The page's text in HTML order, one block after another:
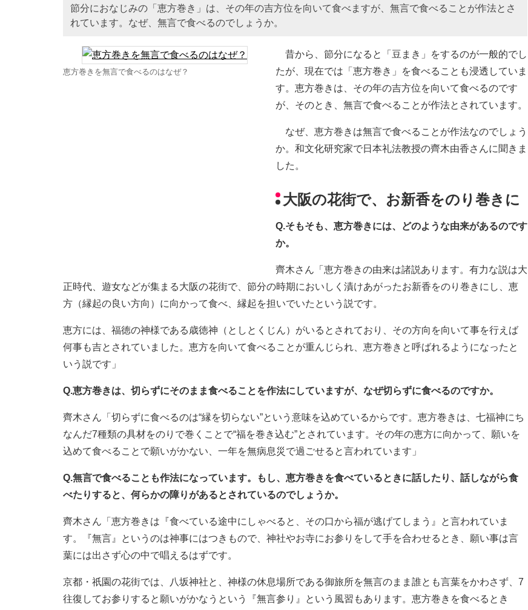
節分におなじみの「恵方巻き」は、その年の吉方位を向いて食べますが、無言で食べることが作法とさ
れています。なぜ、無言で食べるのでしょうか。
恵方巻きを無言で食べるのはなぜ？
昔から、節分になると「豆まき」をするのが一般的でし
たが、現在では「恵方巻き」を食べることも浸透していま
す。恵方巻きは、その年の吉方位を向いて食べるのです
が、そのとき、無言で食べることが作法とされています。
なぜ、恵方巻きは無言で食べることが作法なのでしょう
か。和文化研究家で日本礼法教授の齊木由香さんに聞きま
した。
大阪の花街で、お新香をのり巻きに
Q.そもそも、恵方巻きには、どのような由来があるのです
か。
齊木さん「恵方巻きの由来は諸説あります。有力な説は大
正時代、遊女などが集まる大阪の花街で、節分の時期においしく漬けあがったお新香をのり巻きにし、恵
方（縁起の良い方向）に向かって食べ、縁起を担いでいたという説です。
恵方には、福徳の神様である歳徳神（としとくじん）がいるとされており、その方向を向いて事を行えば
何事も吉とされていました。恵方を向いて食べることが重んじられ、恵方巻きと呼ばれるようになったと
いう説です」
Q.恵方巻きは、切らずにそのまま食べることを作法にしていますが、なぜ切らずに食べるのですか。
齊木さん「切らずに食べるのは“縁を切らない”という意味を込めているからです。恵方巻きは、七福神にち
なんだ7種類の具材をのりで巻くことで“福を巻き込む”とされています。その年の恵方に向かって、願いを
込めて食べることで願いがかない、一年を無病息災で過ごせると言われています」
Q.無言で食べることも作法になっています。もし、恵方巻きを食べているときに話したり、話しながら食
べたりすると、何らかの障りがあるとされているのでしょうか。
齊木さん「恵方巻きは『食べている途中にしゃべると、その口から福が逃げてしまう』と言われていま
す。『無言』というのは神事にはつきもので、神社やお寺にお参りをして手を合わせるとき、願い事は言
葉には出さず心の中で唱えるはずです。
京都・祇園の花街では、八坂神社と、神様の休息場所である御旅所を無言のまま誰とも言葉をかわさず、7
往復してお参りすると願いがかなうという『無言参り』という風習もあります。恵方巻きを食べるとき